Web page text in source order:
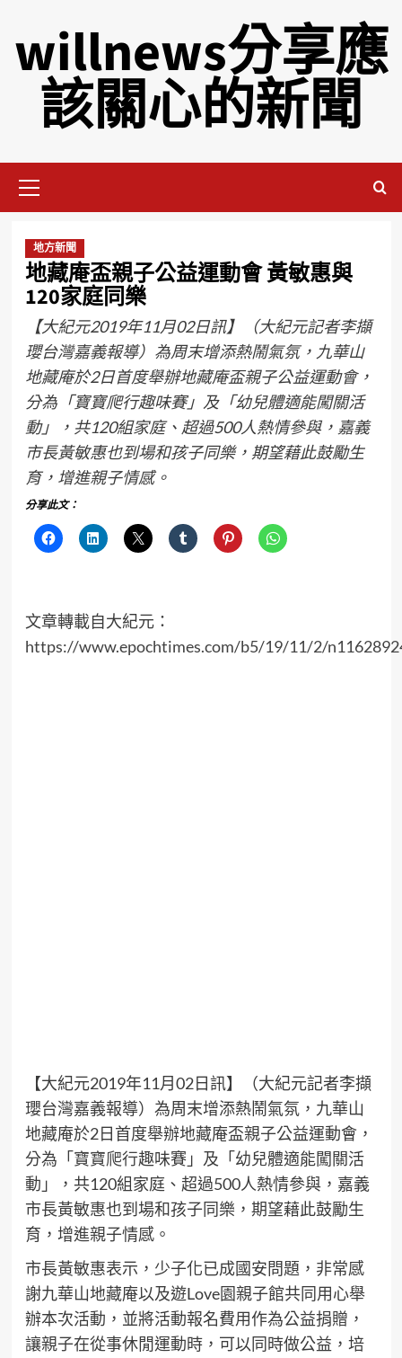
willnews分享應
該關心的新聞
地方新聞
地藏庵盃親子公益運動會 黃敏惠與
120家庭同樂
【大紀元2019年11月02日訊】（大紀元記者李擷
瓔台灣嘉義報導）為周末增添熱鬧氣氛，九華山
地藏庵於2日首度舉辦地藏庵盃親子公益運動會，
分為「寶寶爬行趣味賽」及「幼兒體適能闖關活
動」，共120組家庭、超過500人熱情參與，嘉義
市長黃敏惠也到場和孩子同樂，期望藉此鼓勵生
育，增進親子情感。
分享此文：
文章轉載自大紀元：
https://www.epochtimes.com/b5/19/11/2/
【大紀元2019年11月02日訊】（大紀元記者李擷
瓔台灣嘉義報導）為周末增添熱鬧氣氛，九華山
地藏庵於2日首度舉辦地藏庵盃親子公益運動會，
分為「寶寶爬行趣味賽」及「幼兒體適能闖關活
動」，共120組家庭、超過500人熱情參與，嘉義
市長黃敏惠也到場和孩子同樂，期望藉此鼓勵生
育，增進親子情感。
市長黃敏惠表示，少子化已成國安問題，非常感
謝九華山地藏庵以及遊Love園親子館共同用心舉
辦本次活動，並將活動報名費用作為公益捐贈，
讓親子在從事休閒運動時，可以同時做公益，培